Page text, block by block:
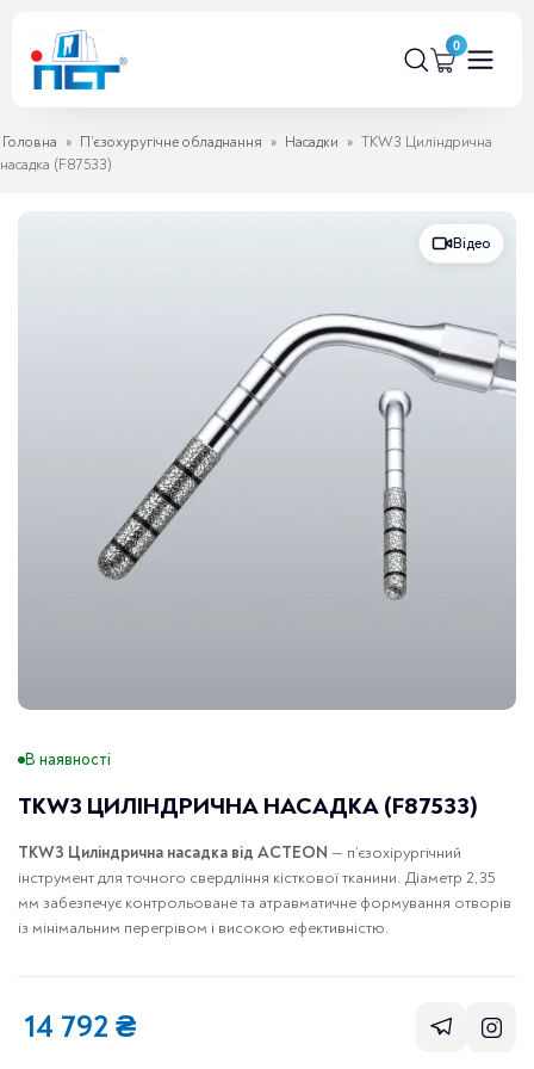
Головна » П’єзохуругічне обладнання » Насадки » TKW3 Циліндрична
насадка (F87533)
Відео
В наявності
TKW3 ЦИЛІНДРИЧНА НАСАДКА (F87533)
TKW3 Циліндрична насадка від ACTEON — п’єзохірургічний
інструмент для точного свердління кісткової тканини. Діаметр 2,35
мм забезпечує контрольоване та атравматичне формування отворів
із мінімальним перегрівом і високою ефективністю.
14 792 ₴